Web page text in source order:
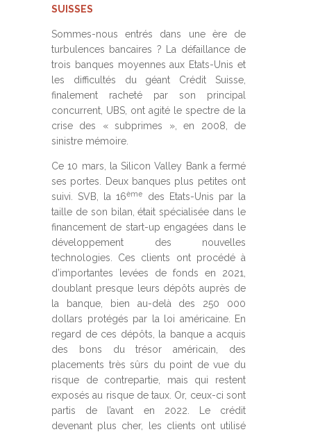
SUISSES
Sommes-nous entrés dans une ère de
turbulences bancaires ? La défaillance de
trois banques moyennes aux Etats-Unis et
les difficultés du géant Crédit Suisse,
finalement racheté par son principal
concurrent, UBS, ont agité le spectre de la
crise des « subprimes », en 2008, de
sinistre mémoire.
Ce 10 mars, la Silicon Valley Bank a fermé
ses portes. Deux banques plus petites ont
suivi. SVB, la 16ème
des Etats-Unis par la
taille de son bilan, était spécialisée dans le
financement de start-up engagées dans le
développement des nouvelles
technologies. Ces clients ont procédé à
d’importantes levées de fonds en 2021,
doublant presque leurs dépôts auprès de
la banque, bien au-delà des 250 000
dollars protégés par la loi américaine. En
regard de ces dépôts, la banque a acquis
des bons du trésor américain, des
placements très sûrs du point de vue du
risque de contrepartie, mais qui restent
exposés au risque de taux. Or, ceux-ci sont
partis de l’avant en 2022. Le crédit
devenant plus cher, les clients ont utilisé